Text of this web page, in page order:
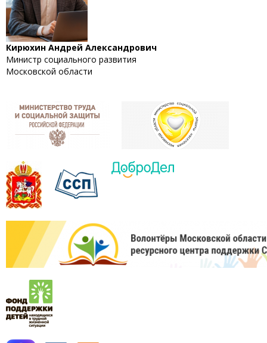
Кирюхин Андрей Александрович
Министр социального развития
Московской области